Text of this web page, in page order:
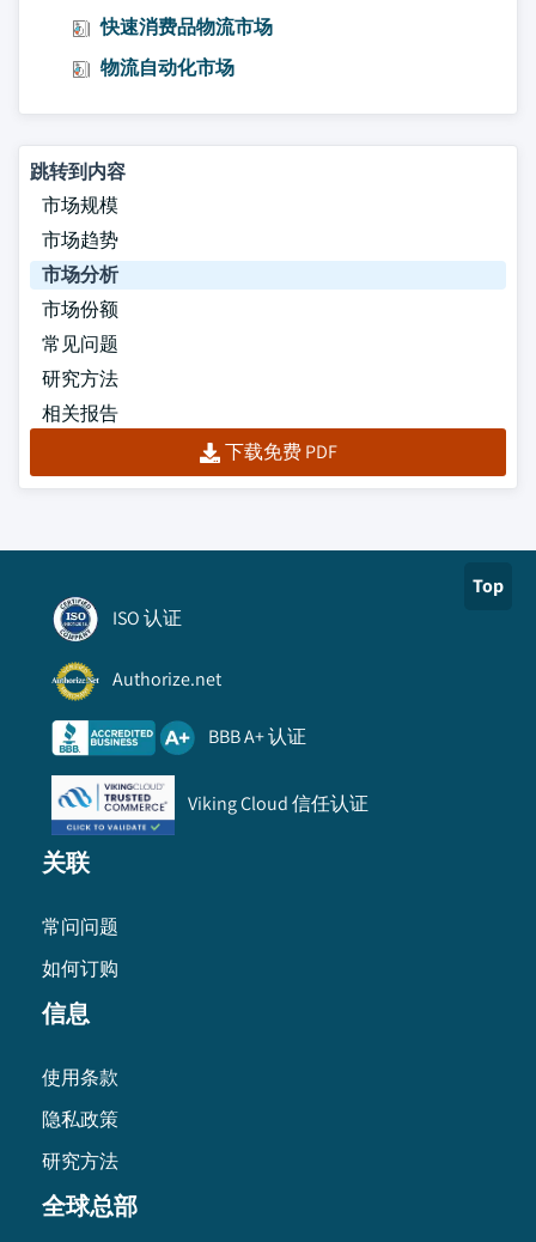
快速消费品物流市场
物流自动化市场
跳转到内容
市场规模
市场趋势
市场分析
市场份额
常见问题
研究方法
相关报告
下载免费 PDF
Top
ISO 认证
Authorize.net
BBB A+ 认证
Viking Cloud 信任认证
关联
常问问题
如何订购
信息
使用条款
隐私政策
研究方法
全球总部